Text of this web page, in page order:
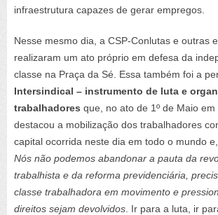
infraestrutura capazes de gerar empregos.
Nesse mesmo dia, a CSP-Conlutas e outras
realizaram um ato próprio em defesa da
classe na Praça da Sé. Essa também foi a
Intersindical – instrumento de luta e
trabalhadores que, no ato de 1º de Maio em
destacou a mobilização dos trabalhadores
capital ocorrida neste dia em todo o mundo
Nós não podemos abandonar a pauta da
trabalhista e da reforma previdenciária,
classe trabalhadora em movimento e
direitos sejam devolvidos. Ir para a luta, ir